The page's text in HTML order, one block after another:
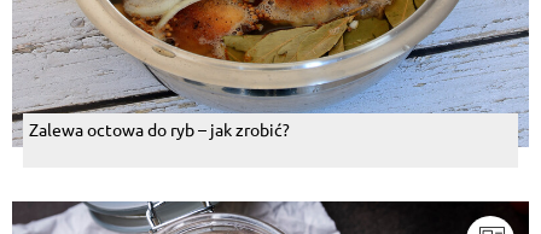
Zalewa octowa do ryb – jak zrobić?